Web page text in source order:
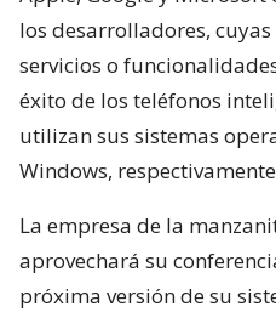
los desarrolladores,
servicios o
éxito de los teléfonos
utilizan sus sistemas
Windows,
La empresa de la
aprovechará su
próxima versión de su